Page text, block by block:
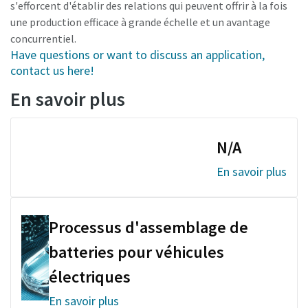
s'efforcent d'établir des relations qui peuvent offrir à la fois
une production efficace à grande échelle et un avantage
concurrentiel.
Have questions or want to discuss an application,
contact us here!
En savoir plus
N/A
En savoir plus
Processus d'assemblage de
batteries pour véhicules
électriques
En savoir plus